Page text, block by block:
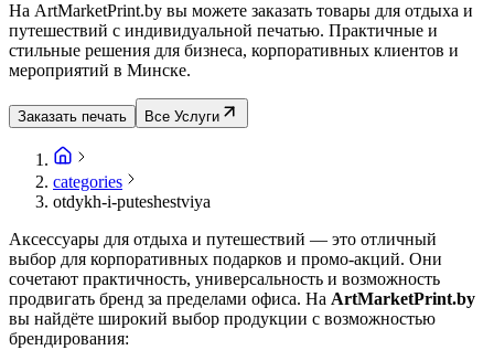
На ArtMarketPrint.by вы можете заказать товары для отдыха и
путешествий с индивидуальной печатью. Практичные и
стильные решения для бизнеса, корпоративных клиентов и
мероприятий в Минске.
Заказать печать Все Услуги
categories
otdykh-i-puteshestviya
Аксессуары для отдыха и путешествий — это отличный
выбор для корпоративных подарков и промо-акций. Они
сочетают практичность, универсальность и возможность
продвигать бренд за пределами офиса. На ArtMarketPrint.by
вы найдёте широкий выбор продукции с возможностью
брендирования: